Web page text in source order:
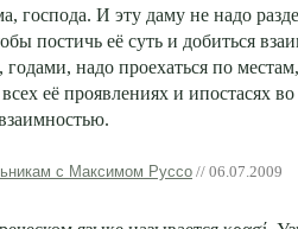
господа. И эту даму не надо
постичь её суть и добиться
надо проехаться по
её проявлениях и ипостасях
с Максимом Руссо // 06.07.2009